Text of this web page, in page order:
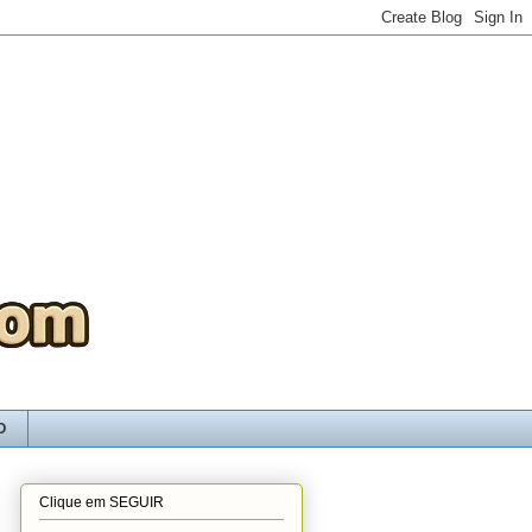
Clique em SEGUIR